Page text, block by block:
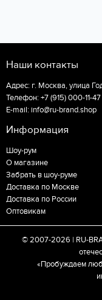
Наши контакты
Адрес: г. Москва, улица
Телефон: +7 (915) 000-11-47
E-mail: info@ru-brand.shop
Информация
Шоу-рум
О магазине
Забрать в шоу-руме
Доставка по Москве
Доставка по России
Оптовикам
© 2007-2026 | RU-
«Пробуждаем